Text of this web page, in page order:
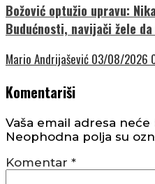
Božović optužio upravu:
Budućnosti, navijači žele
Mario Andrijašević 03/08/2026
Komentariši
Vaša email adresa neće
Neophodna polja su
Komentar *